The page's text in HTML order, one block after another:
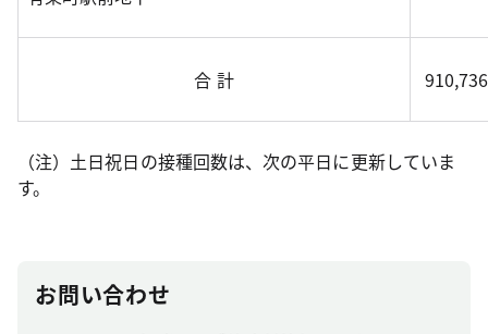
合 計 910,736
（注）土日祝日の接種回数は、次の平日に更新していま
す。
お問い合わせ